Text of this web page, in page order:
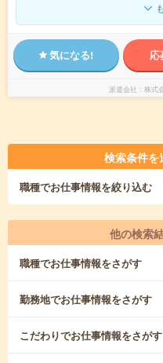
気になる! 応
派遣会社 株式
検索条件を
職種でお仕事情報を絞り込む
他の検索
職種でお仕事情報をさがす
勤務地でお仕事情報をさがす
こだわりでお仕事情報をさがす